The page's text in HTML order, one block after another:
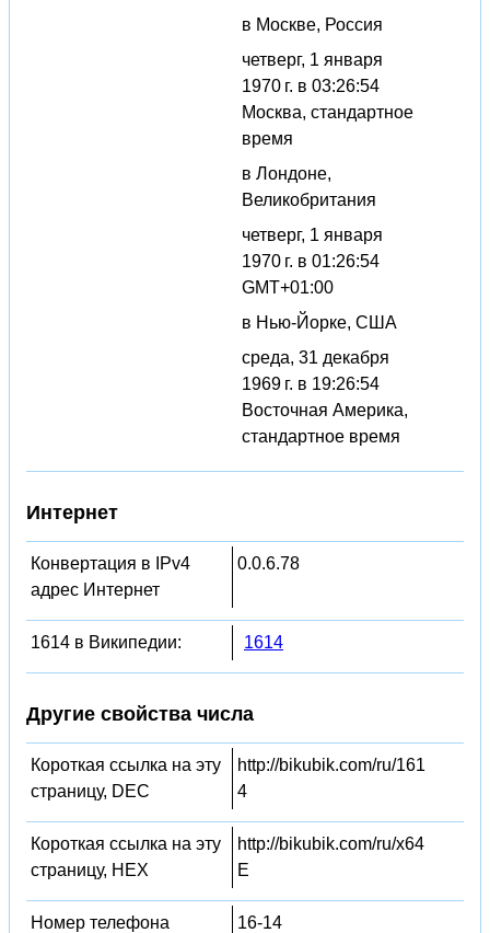
в Москве, Россия
четверг, 1 января
1970 г. в 03:26:54
Москва, стандартное
время
в Лондоне,
Великобритания
четверг, 1 января
1970 г. в 01:26:54
GMT+01:00
в Нью-Йорке, США
среда, 31 декабря
1969 г. в 19:26:54
Восточная Америка,
стандартное время
Интернет
Конвертация в IPv4
адрес Интернет
0.0.6.78
1614 в Википедии: 1614
Другие свойства числа
Короткая ссылка на эту
страницу, DEC
http://bikubik.com/ru/161
4
Короткая ссылка на эту
страницу, HEX
http://bikubik.com/ru/x64
E
Номер телефона 16-14